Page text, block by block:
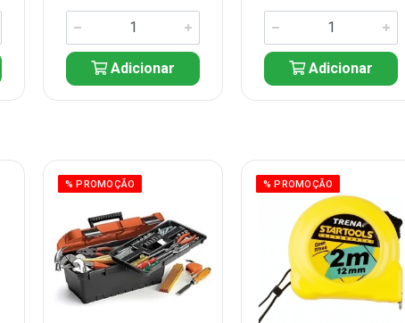
Adicionar Adicionar
% PROMOÇÃO % PROMOÇÃO